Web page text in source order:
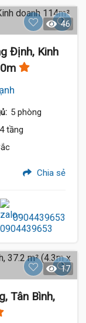
46
Định, Kinh
5 phòng
4 tầng
Chia sẻ
0904439653
17
Tân Bình,